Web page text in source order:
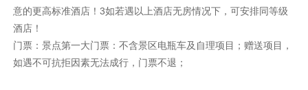
意的更高标准酒店！3如若遇以上酒店无房情况下，可安排同等级
酒店！
门票：景点第一大门票：不含景区电瓶车及自理项目；赠送项目，
如遇不可抗拒因素无法成行，门票不退；